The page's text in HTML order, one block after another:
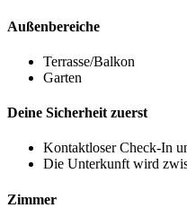
Außenbereiche
Terrasse/Balkon
Garten
Deine Sicherheit zuerst
Kontaktloser Check-In
Die Unterkunft wird
Zimmer